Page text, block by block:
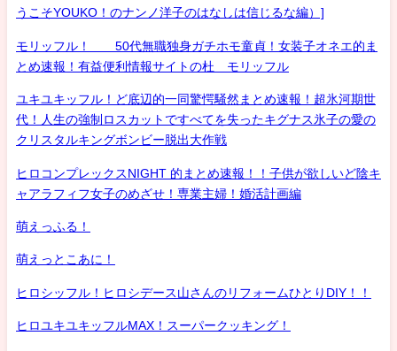
うこそYOUKO！のナンノ洋子のはなしは信じるな編）]
モリッフル！ 50代無職独身ガチホモ童貞！女装子オネエ的ま
とめ速報！有益便利情報サイトの杜 モリッフル
ユキユキッフル！ど底辺的一同驚愕騒然まとめ速報！超氷河期世
代！人生の強制ロスカットですべてを失ったキグナス氷子の愛の
クリスタルキングボンビー脱出大作戦
ヒロコンプレックスNIGHT 的まとめ速報！！子供が欲しいど陰キ
ャアラフィフ女子のめざせ！専業主婦！婚活計画編
萌えっふる！
萌えっとこあに！
ヒロシッフル！ヒロシデース山さんのリフォームひとりDIY！！
ヒロユキユキッフルMAX！スーパークッキング！